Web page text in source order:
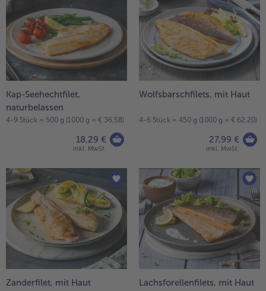
- 5 € beim Kauf von 7 Schlemmermenüs nach Wahl
Kap-Seehechtfilet,
naturbelassen
4-9 Stück = 500 g (1000 g = € 36,58)
18,29 €
inkl. MwSt.
Wolfsbarschfilets, mit Haut
4-6 Stück = 450 g (1000 g = € 62,20)
27,99 €
inkl. MwSt.
Zanderfilet, mit Haut Lachsforellenfilets, mit Haut